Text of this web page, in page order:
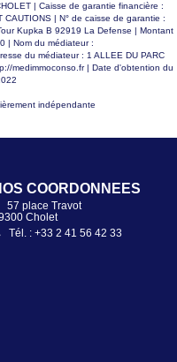
| Caisse de garantie financière :
CAUTIONS | N° de caisse de garantie :
Kupka B 92919 La Defense | Montant
| Nom du médiateur :
du médiateur : 1 ALLEE DU PARC
medimmoconso.fr| Date d'obtention du
indépendante
COORDONNÉES
57 place Travot
Cholet
Tél. : +33 2 41 56 42 33